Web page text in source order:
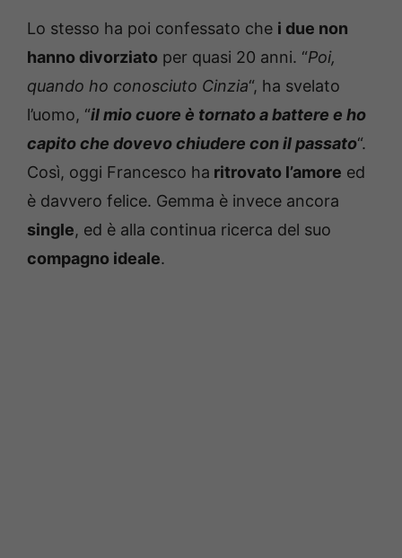
Lo stesso ha poi confessato che i due non
hanno divorziato per quasi 20 anni. “Poi,
quando ho conosciuto Cinzia“, ha svelato
l’uomo, “il mio cuore è tornato a battere e ho
capito che dovevo chiudere con il passato“.
Così, oggi Francesco ha ritrovato l’amore ed
è davvero felice. Gemma è invece ancora
single, ed è alla continua ricerca del suo
compagno ideale.